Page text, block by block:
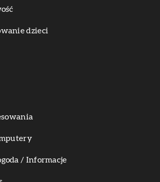
dzieci
/ Informacje